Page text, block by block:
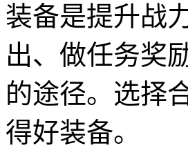
装备是提升战
出、做任务奖
的途径。选择
得好装备。